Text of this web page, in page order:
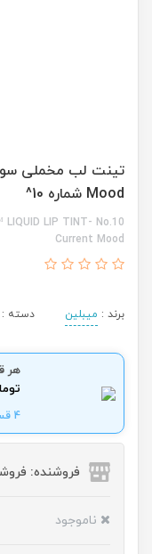
Mood شماره 10^
LIP TINT- No.10
Current Mood
برند : میبلین دسته :
هر
4 قسط ماهانه بدون سود ، چک و ضامن .
فروشنده:
ناموجود